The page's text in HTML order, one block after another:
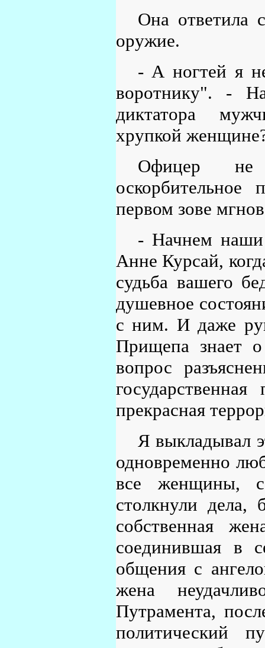
Она ответила
оружие.
- А ногтей я
воротнику". -
диктатора
хрупкой
Офицер не
оскорбительное
первом зове
- Начнем наши
Анне Курсай,
судьба вашего
душевное
с ним. И даже
Прищепа знает
вопрос
прекрасная
Я выкладывал
одновременно
все женщины,
столкнули
собственная
соединившая в
общения с
жена
Путрамента,
политический